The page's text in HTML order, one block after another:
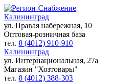
Калининград
ул. Правая набережная, 10
Оптовая-розничная база
тел. 8 (4012) 910-910
Калининград
ул. Интернациональная, 27а
Магазин "Хозтовары"
тел. 8 (4012) 388-303